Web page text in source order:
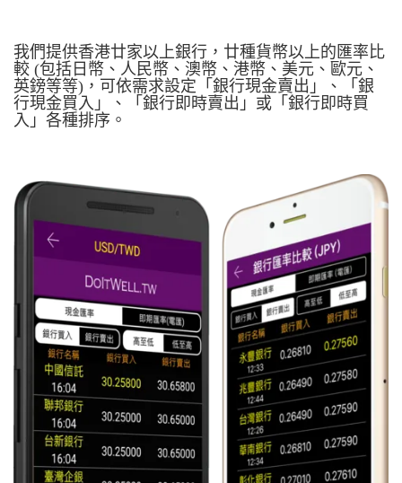
我們提供香港廿家以上銀行，廿種貨幣以上的匯率比
較 (包括日幣、人民幣、澳幣、港幣、美元、歐元、
英鎊等等)，可依需求設定「銀行現金賣出」、「銀
行現金買入」、「銀行即時賣出」或「銀行即時買
入」各種排序。